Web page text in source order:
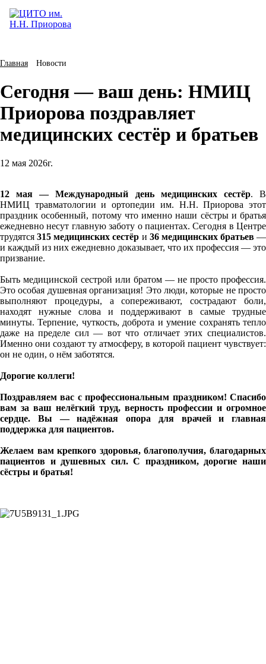
Главная Новости
Сегодня — ваш день: НМИЦ
Приорова поздравляет
медицинских сестёр и братьев
12 мая 2026г.
12 мая — Международный день медицинских сестёр. В
НМИЦ травматологии и ортопедии им. Н.Н. Приорова этот
праздник особенный, потому что именно наши сёстры и братья
ежедневно несут главную заботу о пациентах. Сегодня в Центре
трудятся315 медицинских сестёр и 36 медицинских братьев—
и каждый из них ежедневно доказывает, что их профессия — это
призвание.
Быть медицинской сестрой или братом — не просто профессия.
Это особая душевная организация! Это люди, которые не просто
выполняют процедуры, а сопереживают, сострадают боли,
находят нужные слова и поддерживают в самые трудные
минуты. Терпение, чуткость, доброта и умение сохранять тепло
даже на пределе сил — вот что отличает этих специалистов.
Именно они создают ту атмосферу, в которой пациент чувствует:
он не один, о нём заботятся.
Дорогие коллеги!
Поздравляем вас с профессиональным праздником! Спасибо
вам за ваш нелёгкий труд, верность профессии и огромное
сердце. Вы — надёжная опора для врачей и главная
поддержка для пациентов.
Желаем вам крепкого здоровья, благополучия, благодарных
пациентов и душевных сил. С праздником, дорогие наши
сёстры и братья!